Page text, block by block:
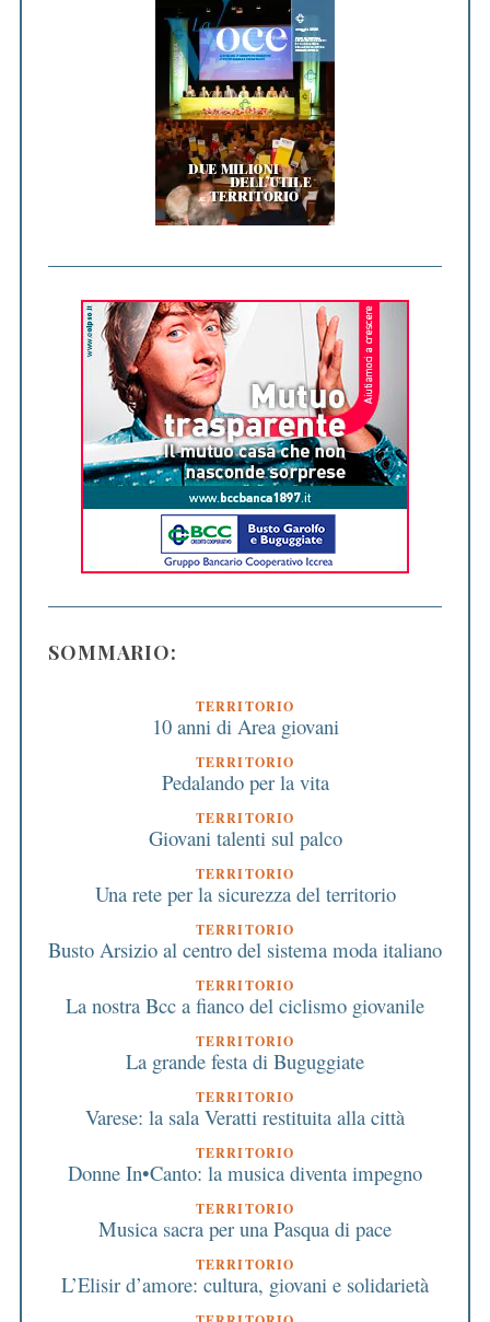
SOMMARIO:
TERRITORIO
10 anni di Area giovani
TERRITORIO
Pedalando per la vita
TERRITORIO
Giovani talenti sul palco
TERRITORIO
Una rete per la sicurezza del territorio
TERRITORIO
Busto Arsizio al centro del sistema moda italiano
TERRITORIO
La nostra Bcc a fianco del ciclismo giovanile
TERRITORIO
La grande festa di Buguggiate
TERRITORIO
Varese: la sala Veratti restituita alla città
TERRITORIO
Donne In•Canto: la musica diventa impegno
TERRITORIO
Musica sacra per una Pasqua di pace
TERRITORIO
L’Elisir d’amore: cultura, giovani e solidarietà